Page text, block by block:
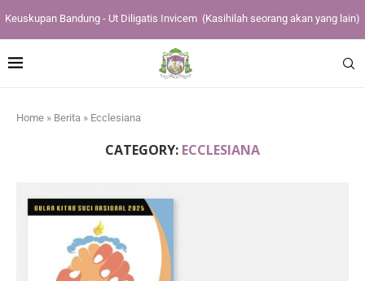
Keuskupan Bandung - Ut Diligatis Invicem (Kasihilah seorang akan yang lain)
Home » Berita » Ecclesiana
CATEGORY: ECCLESIANA